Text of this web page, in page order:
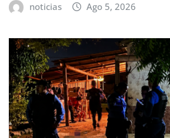
noticias Ago 5, 2026